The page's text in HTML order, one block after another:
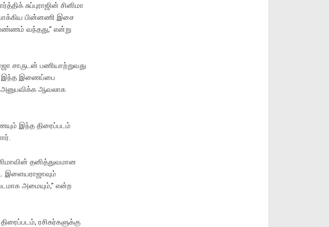
சுப்புராஜின் சினிமா
பின்னணி இசை
வந்தது,” என்று
சாருடன் பணியாற்றுவது
இந்த இணைப்பை
அனுபவிக்க ஆவலாக
இந்த திரைப்படம்
தனித்துவமான
இளையராஜாவும்
அமையும்,” என்ற
ரசிகர்களுக்கு